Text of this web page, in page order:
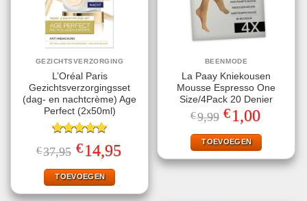
GEZICHTSVERZORGING
L’Oréal Paris
Gezichtsverzorgingsset
(dag- en nachtcrème) Age
Perfect (2x50ml)
Gewaardeerd
5.00uit 5
€37,95 Oorspronkelijke
prijs
was:
€37,95.
€14,95prijs
TOEVOEGEN
BEENMODE
La Paay Kniekousen
Mousse Espresso One
Size/4Pack 20 Denier
€9,99 Oorspronkelijke
prijs
was:
€9,99.
€1,00
is:
€1,00.
TOEVOEGEN